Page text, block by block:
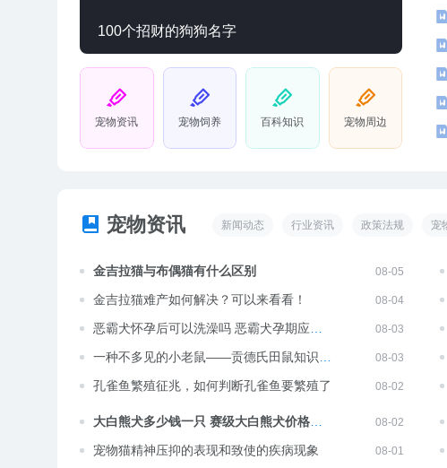
100个招财的狗狗名字
的
宠物资讯 宠物饲养 百科知识 宠物周边
宠物资讯 新闻动态 行业资讯 政策法规 宠
金吉拉猫与布偶猫有什么区别 08-05
金吉拉猫难产如何解决？可以来看看！ 08-04
恶霸犬怀孕后可以洗澡吗 恶霸犬孕期应该
注意什么
08-03
一种不多见的小老鼠——贡德氏田鼠知识指
导
08-03
孔雀鱼繁殖征兆，如何判断孔雀鱼要繁殖了 08-02
大白熊犬多少钱一只 赛级大白熊犬价格怎
么样
08-02
宠物猫精神压抑的表现和致使的疾病现象 08-01